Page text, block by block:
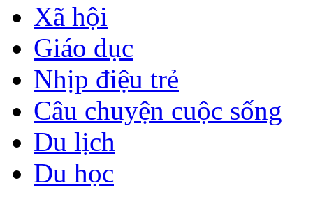
Xã hội
Giáo dục
Nhịp điệu trẻ
Câu chuyện cuộc sống
Du lịch
Du học